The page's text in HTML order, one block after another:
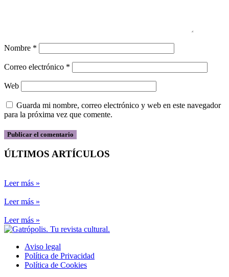
Nombre *
Correo electrónico *
Web
Guarda mi nombre, correo electrónico y web en este navegador
para la próxima vez que comente.
ÚLTIMOS ARTÍCULOS
Leer más »
Leer más »
Leer más »
Aviso legal
Política de Privacidad
Política de Cookies